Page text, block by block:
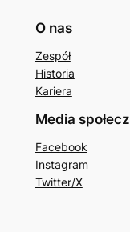
O nas
Zespół
Historia
Kariera
Media
Facebook
Instagram
Twitter/X